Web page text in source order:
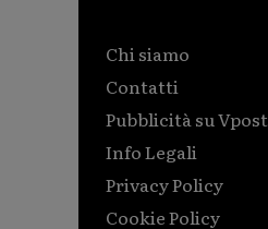
Chi siamo
Contatti
Pubblicità su Vpost
Info Legali
Privacy Policy
Cookie Policy